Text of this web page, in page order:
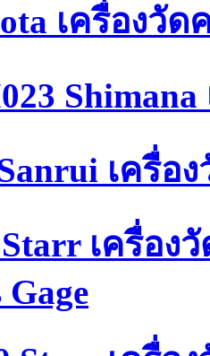
เครื่องวั
เครื่อ
เครื่อง